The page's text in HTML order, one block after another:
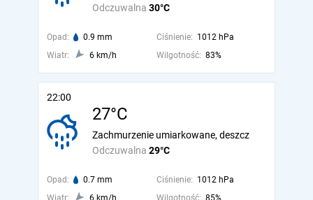
Odczuwalna 30°C
Opad: 0.9 mm Ciśnienie: 1012 hPa
Wiatr:
6 km/h Wilgotność: 83%
22:00
27°C
Odczuwalna 29°C
Zachmurzenie umiarkowane, deszcz
Opad: 0.7 mm Ciśnienie: 1012 hPa
Wiatr:
6 km/h Wilgotność: 85%